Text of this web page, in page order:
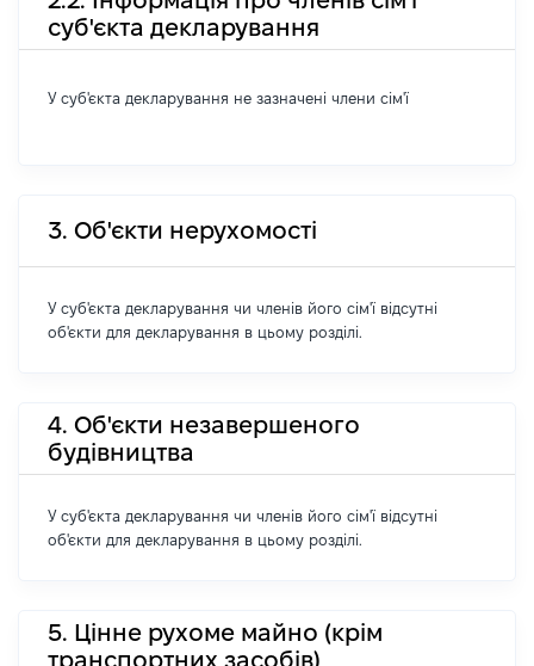
суб'єкта декларування
У суб'єкта декларування не зазначені члени сім'ї
3. Об'єкти нерухомості
У суб'єкта декларування чи членів його сім'ї відсутні
об'єкти для декларування в цьому розділі.
4. Об'єкти незавершеного
будівництва
У суб'єкта декларування чи членів його сім'ї відсутні
об'єкти для декларування в цьому розділі.
5. Цінне рухоме майно (крім
транспортних засобів)